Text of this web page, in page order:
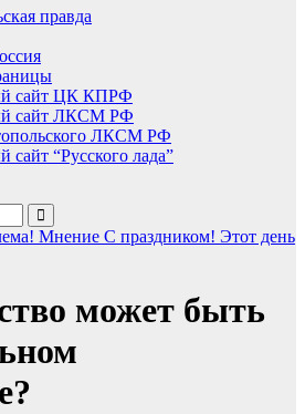
правда
сайт ЦК КПРФ
сайт ЛКСМ РФ
ЛКСМ РФ
сайт “Русского лада”
Мнение С праздником! Этот день
может быть